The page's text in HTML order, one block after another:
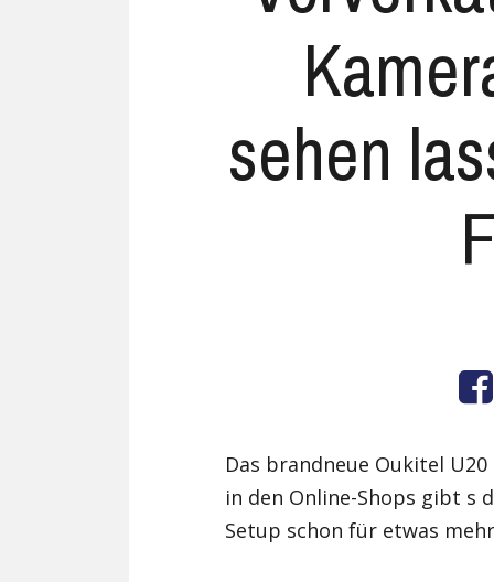
sehen
Das brandneue Oukitel
in den Online-Shops gibt s
Setup schon für etwas